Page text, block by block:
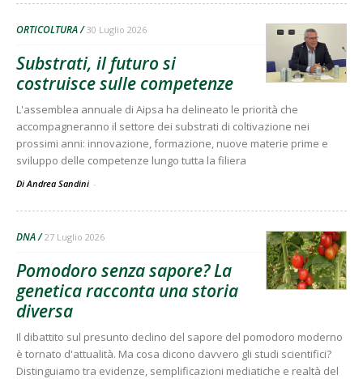
ORTICOLTURA 30 Luglio 2026
Substrati, il futuro si
costruisce sulle competenze
L'assemblea annuale di Aipsa ha delineato le priorità che
accompagneranno il settore dei substrati di coltivazione nei
prossimi anni: innovazione, formazione, nuove materie prime e
sviluppo delle competenze lungo tutta la filiera
Di Andrea Sandini -
DNA 27 Luglio 2026
Pomodoro senza sapore? La
genetica racconta una storia
diversa
Il dibattito sul presunto declino del sapore del pomodoro moderno
è tornato d'attualità. Ma cosa dicono davvero gli studi scientifici?
Distinguiamo tra evidenze, semplificazioni mediatiche e realtà del